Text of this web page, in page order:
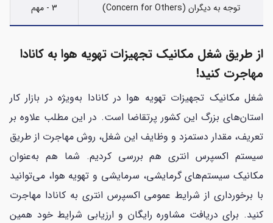
توجه به دیگران (Concern for Others) 3 - مهم
از طریق شغل مکانیک تجهیزات تهویه هوا به کانادا
مهاجرت کنید!
شغل مکانیک تجهیزات تهویه هوا در کانادا به‌ویژه در بازار کار
استان‌های بزرگ این کشور پرتقاضا است. در این مطلب علاوه بر
تعریف، مقدار دستمزد و وظایف این شغل، روش مهاجرت از طریق
سیستم اکسپرس انتری هم بررسی کردیم. شما هم به‌عنوان
مکانیک سیستم‌های گرمایشی، سرمایشی و تهویه هوا، می‌توانید
با برخورداری از شرایط عمومی اکسپرس انتری به کانادا مهاجرت
کنید. برای دریافت مشاوره رایگان و ارزیابی شرایط خود همین